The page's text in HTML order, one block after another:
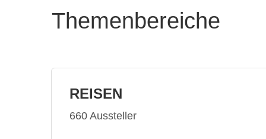
Themenbereiche
REISEN
660 Aussteller